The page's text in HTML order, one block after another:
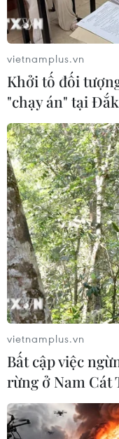
vietnamplus.vn
Khởi tố đối
"chạy án" tại
vietnamplus.vn
Bất cập việc
rừng ở Nam Cát